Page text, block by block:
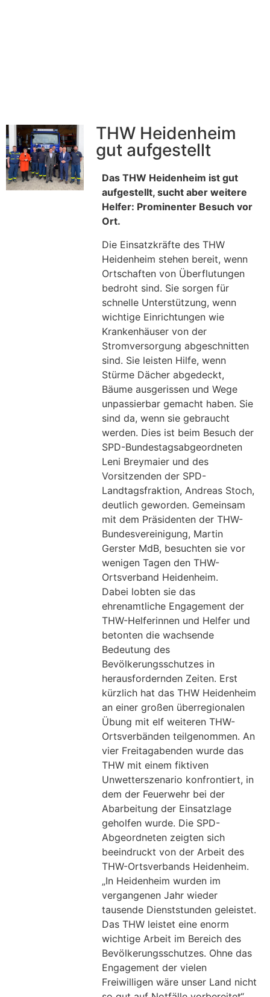
THW Heidenheim
gut aufgestellt
Das THW Heidenheim ist gut
aufgestellt, sucht aber weitere
Helfer: Prominenter Besuch vor
Ort.
Die Einsatzkräfte des THW
Heidenheim stehen bereit, wenn
Ortschaften von Überflutungen
bedroht sind. Sie sorgen für
schnelle Unterstützung, wenn
wichtige Einrichtungen wie
Krankenhäuser von der
Stromversorgung abgeschnitten
sind. Sie leisten Hilfe, wenn
Stürme Dächer abgedeckt,
Bäume ausgerissen und Wege
unpassierbar gemacht haben. Sie
sind da, wenn sie gebraucht
werden. Dies ist beim Besuch der
SPD-Bundestagsabgeordneten
Leni Breymaier und des
Vorsitzenden der SPD-
Landtagsfraktion, Andreas Stoch,
deutlich geworden. Gemeinsam
mit dem Präsidenten der THW-
Bundesvereinigung, Martin
Gerster MdB, besuchten sie vor
wenigen Tagen den THW-
Ortsverband Heidenheim.
Dabei lobten sie das
ehrenamtliche Engagement der
THW-Helferinnen und Helfer und
betonten die wachsende
Bedeutung des
Bevölkerungsschutzes in
herausfordernden Zeiten. Erst
kürzlich hat das THW Heidenheim
an einer großen überregionalen
Übung mit elf weiteren THW-
Ortsverbänden teilgenommen. An
vier Freitagabenden wurde das
THW mit einem fiktiven
Unwetterszenario konfrontiert, in
dem der Feuerwehr bei der
Abarbeitung der Einsatzlage
geholfen wurde. Die SPD-
Abgeordneten zeigten sich
beeindruckt von der Arbeit des
THW-Ortsverbands Heidenheim.
„In Heidenheim wurden im
vergangenen Jahr wieder
tausende Dienststunden geleistet.
Das THW leistet eine enorm
wichtige Arbeit im Bereich des
Bevölkerungsschutzes. Ohne das
Engagement der vielen
Freiwilligen wäre unser Land nicht